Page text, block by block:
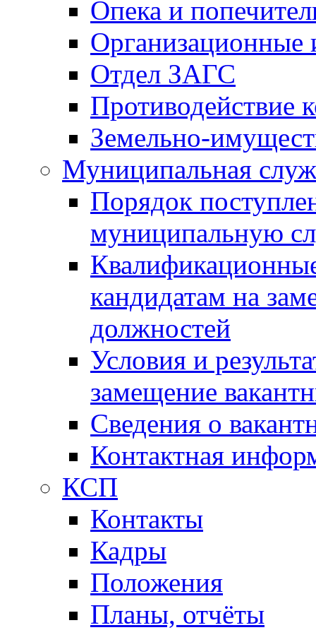
Опека и
Отдел ЗАГС
Противодействие
Земельно-
Муниципальная
Порядок
муниципальную
кандидатам на
должностей
Условия и
замещение
Сведения о
Контактная
КСП
Контакты
Кадры
Положения
Планы, отчёты